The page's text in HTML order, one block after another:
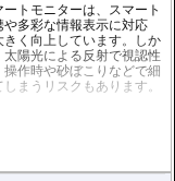
トモニターは、スマート
や多彩な情報表示に対応
きく向上しています。しか
太陽光による反射で視認性
操作時や砂ぼこりなどで細
まうリスクもあります。
レイを保護します。
ルム(スーパークリアとア
っており